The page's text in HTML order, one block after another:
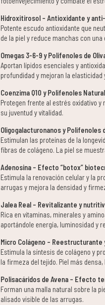
Hidroxitirosol – Antioxidante y
Potente escudo antioxidante que
de la piel y reduce manchas con
Omegas 3-6-9 y Polifenoles de
Aportan lípidos esenciales y
profundidad y mejoran la elasticidad
Coenzima Q10 y Polifenoles
Protegen frente al estrés oxidativo
su juventud y vitalidad.
Oligogalacturonanos y
Estimulan las proteínas de la
fibras de colágeno. La piel se
Adenosina – Efecto “botox”
Estimula la renovación celular y la
arrugas y mejora la densidad y
Jalea Real – Revitalizante y
Rica en vitaminas, minerales y
aportándole energía, luminosidad y
Micro Colágeno –
Estimula la síntesis de colágeno y
la firmeza del tejido. Piel más
Polisacáridos de Avena – Efecto
Forman una malla natural sobre la
alisado visible de las arrugas.